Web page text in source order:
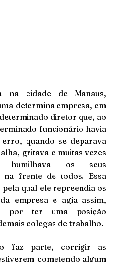
na cidade de Manaus,
determina empresa, em
diretor que, ao
funcionário havia
quando se deparava
gritava e muitas vezes
humilhava os seus
na frente de todos. Essa
pela qual ele repreendia os
empresa e agia assim,
por ter uma posição
colegas de trabalho.
faz parte, corrigir as
cometendo algum